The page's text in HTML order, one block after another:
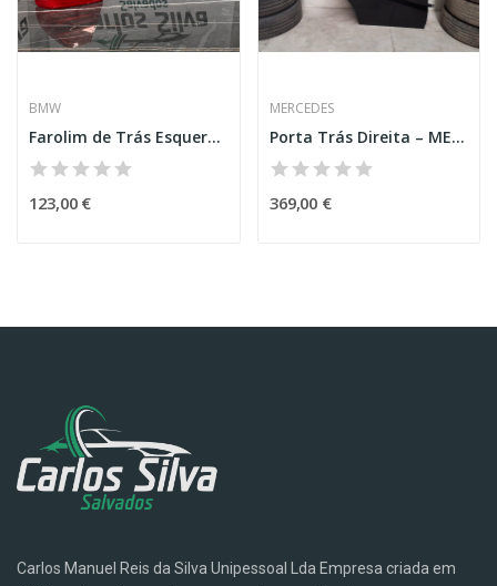
BMW
Farolim de Trás Esquerdo – BMW 3 (E90)
123,00 €
MERCEDES
Porta Trás Direita – MERCEDES-BENZ A-CLASS (W176)
369,00 €
Carlos Manuel Reis da Silva Unipessoal Lda Empresa criada em